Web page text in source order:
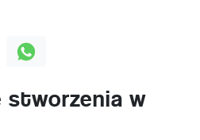
stworzenia w